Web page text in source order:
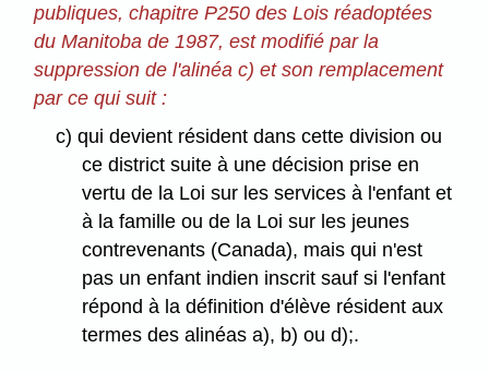
publiques, chapitre P250 des Lois réadoptées
du Manitoba de 1987, est modifié par la
suppression de l'alinéa c) et son remplacement
par ce qui suit :
c) qui devient résident dans cette division ou
ce district suite à une décision prise en
vertu de la Loi sur les services à l'enfant et
à la famille ou de la Loi sur les jeunes
contrevenants (Canada), mais qui n'est
pas un enfant indien inscrit sauf si l'enfant
répond à la définition d'élève résident aux
termes des alinéas a), b) ou d);.